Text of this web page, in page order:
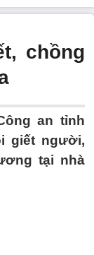
chồng
an tỉnh
giết người,
tại nhà